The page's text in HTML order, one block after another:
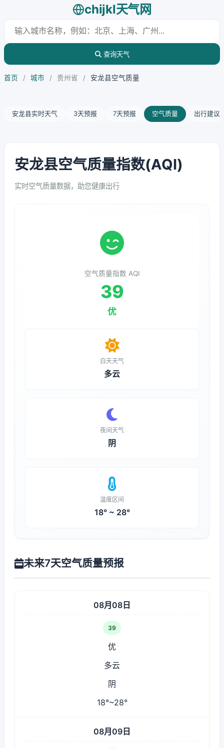
chijkl天气网
查询天气
首页 / 城市 / 贵州省 / 安龙县空气质量
安龙县实时天气 3天预报 7天预报 空气质量 出行建议
安龙县空气质量指数(AQI)
实时空气质量数据，助您健康出行
空气质量指数 AQI
39
优
白天天气
多云
夜间天气
阴
温度区间
18° ~ 28°
未来7天空气质量预报
08月08日
39
优
多云
阴
18°~28°
08月09日